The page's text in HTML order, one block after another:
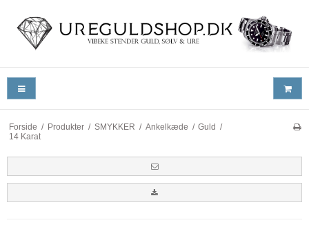
Forside / Produkter / SMYKKER / Ankelkæde / Guld
/
14 Karat